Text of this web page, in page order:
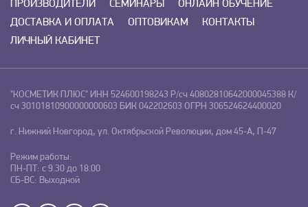
ПРОИЗВОДИТЕЛИ
СЕМИНАРЫ
ОНЛАЙН ОБУЧЕНИЕ
ДОСТАВКА И ОПЛАТА
ОПТОВИКАМ
КОНТАКТЫ
ЛИЧНЫЙ КАБИНЕТ
"КОСМЕТИК ПЛЮС" ИНН 524600198243 Р/сч 40802810642000045388 К/
сч 30101810900000000603 БИК 042202603 ОГРН 306524624400020
г. Нижний Новгород, ул. Октябрьской Революции, дом 45-А, П-47
Режим работы:
ПН-ПТ: с 9.30 до 18.00
СБ-ВС: Выходной